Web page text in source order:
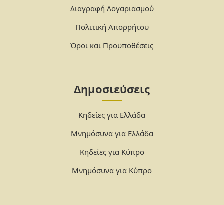
Διαγραφή Λογαριασμού
Πολιτική Απορρήτου
Όροι και Προϋποθέσεις
Δημοσιεύσεις
Κηδείες για Ελλάδα
Μνημόσυνα για Ελλάδα
Κηδείες για Κύπρο
Μνημόσυνα για Κύπρο